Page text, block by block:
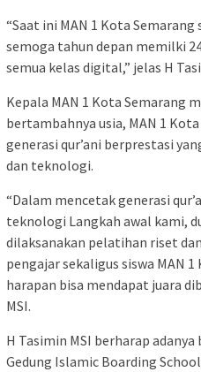
“Saat ini MAN 1 Kota
semoga tahun depan memilki
semua kelas digital,” jelas H
Kepala MAN 1 Kota Semarang
bertambahnya usia, MAN 1
generasi qur’ani berprestasi
dan teknologi.
“Dalam mencetak generasi
teknologi Langkah awal kami,
dilaksanakan pelatihan riset
pengajar sekaligus siswa MAN
harapan bisa mendapat juara
MSI.
H Tasimin MSI berharap
Gedung Islamic Boarding